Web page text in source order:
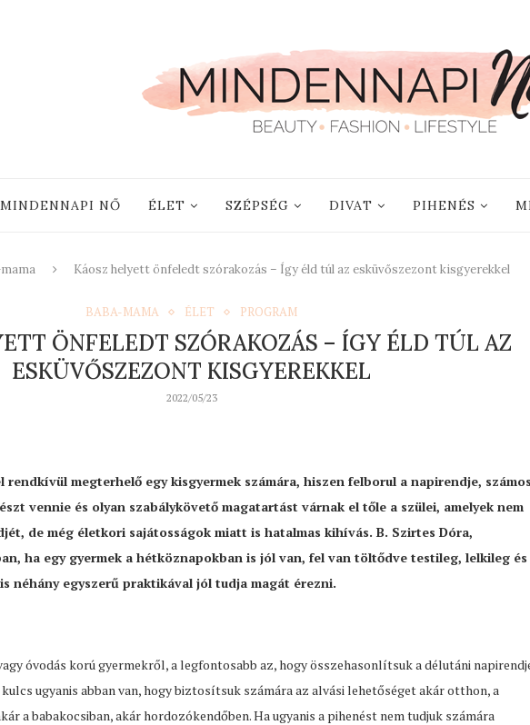
MINDENNAPI NŐ ÉLET SZÉPSÉG DIVAT PIHENÉS
Káosz helyett önfeledt szórakozás – Így éld túl az esküvőszezont kisgyerekkel
BABA-MAMA ÉLET PROGRAM
ÖNFELEDT SZÓRAKOZÁS – ÍGY ÉLD TÚL AZ
ESKÜVŐSZEZONT KISGYEREKKEL
2022/05/23
rendkívül megterhelő egy kisgyermek számára, hiszen felborul a napirendje, számos
vennie és olyan szabálykövető magatartást várnak el tőle a szülei, amelyek nem
de még életkori sajátosságok miatt is hatalmas kihívás. B. Szirtes Dóra,
ha egy gyermek a hétköznapokban is jól van, fel van töltődve testileg, lelkileg és
néhány egyszerű praktikával jól tudja magát érezni.
óvodás korú gyermekről, a legfontosabb az, hogy összehasonlítsuk a délutáni
ugyanis abban van, hogy biztosítsuk számára az alvási lehetőséget akár otthon, a
a babakocsiban, akár hordozókendőben. Ha ugyanis a pihenést nem tudjuk számára